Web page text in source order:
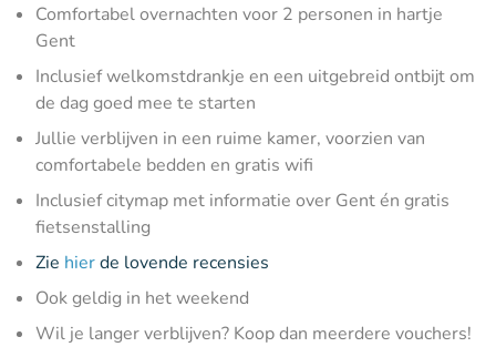
Comfortabel overnachten voor 2 personen in hartje
Gent
Inclusief welkomstdrankje en een uitgebreid ontbijt om
de dag goed mee te starten
Jullie verblijven in een ruime kamer, voorzien van
comfortabele bedden en gratis wifi
Inclusief citymap met informatie over Gent én gratis
fietsenstalling
Zie hierde lovende recensies
Ook geldig in het weekend
Wil je langer verblijven? Koop dan meerdere vouchers!